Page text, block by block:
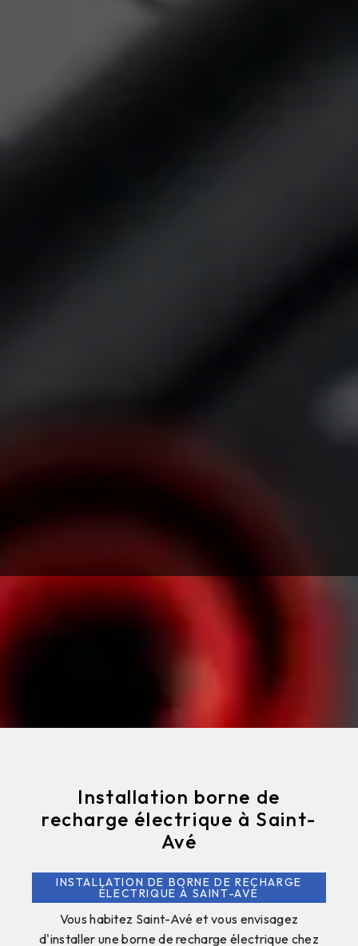
Installation borne de
recharge électrique à Saint-
Avé
INSTALLATION DE BORNE DE RECHARGE
ÉLECTRIQUE À SAINT-AVÉ
Vous habitez Saint-Avé et vous envisagez
d'installer une borne de recharge électrique chez